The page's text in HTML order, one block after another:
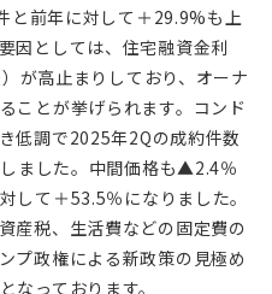
と前年に対して＋29.9%も上
因としては、住宅融資金利
が高止まりしており、オーナ
ことが挙げられます。コンド
低調で2025年2Qの成約件数
ました。中間価格も▲2.4％
して＋53.5％になりました。
産税、生活費などの固定費の
プ政権による新政策の見極め
なっております。